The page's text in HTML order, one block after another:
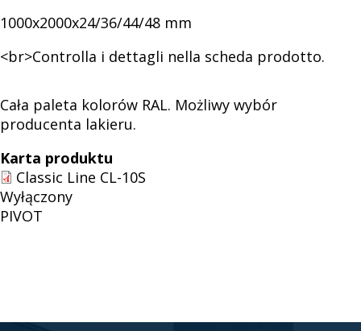
1000x2000x24/36/44/48 mm
<br>Controlla i dettagli nella scheda prodotto.
Cała paleta kolorów RAL. Możliwy wybór
producenta lakieru.
Karta produktu
Classic Line CL-10S
Wyłączony
PIVOT